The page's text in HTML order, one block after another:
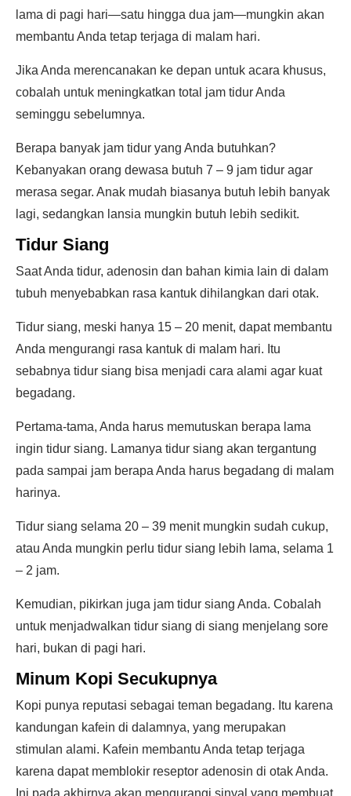
lama di pagi hari—satu hingga dua jam—mungkin akan
membantu Anda tetap terjaga di malam hari.
Jika Anda merencanakan ke depan untuk acara khusus,
cobalah untuk meningkatkan total jam tidur Anda
seminggu sebelumnya.
Berapa banyak jam tidur yang Anda butuhkan?
Kebanyakan orang dewasa butuh 7 – 9 jam tidur agar
merasa segar. Anak mudah biasanya butuh lebih banyak
lagi, sedangkan lansia mungkin butuh lebih sedikit.
Tidur Siang
Saat Anda tidur, adenosin dan bahan kimia lain di dalam
tubuh menyebabkan rasa kantuk dihilangkan dari otak.
Tidur siang, meski hanya 15 – 20 menit, dapat membantu
Anda mengurangi rasa kantuk di malam hari. Itu
sebabnya tidur siang bisa menjadi cara alami agar kuat
begadang.
Pertama-tama, Anda harus memutuskan berapa lama
ingin tidur siang. Lamanya tidur siang akan tergantung
pada sampai jam berapa Anda harus begadang di malam
harinya.
Tidur siang selama 20 – 39 menit mungkin sudah cukup,
atau Anda mungkin perlu tidur siang lebih lama, selama 1
– 2 jam.
Kemudian, pikirkan juga jam tidur siang Anda. Cobalah
untuk menjadwalkan tidur siang di siang menjelang sore
hari, bukan di pagi hari.
Minum Kopi Secukupnya
Kopi punya reputasi sebagai teman begadang. Itu karena
kandungan kafein di dalamnya, yang merupakan
stimulan alami. Kafein membantu Anda tetap terjaga
karena dapat memblokir reseptor adenosin di otak Anda.
Ini pada akhirnya akan mengurangi sinyal yang membuat